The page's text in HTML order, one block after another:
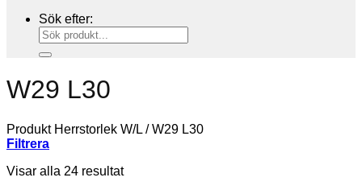
Sök efter:
W29 L30
Produkt Herrstorlek W/L /W29 L30
Filtrera
Visar alla 24 resultat